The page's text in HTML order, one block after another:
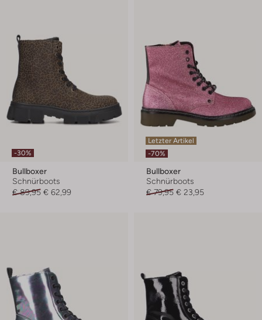
-30%
Bullboxer
Schnürboots
€ 89,95 € 62,99
Letzter Artikel
-70%
Bullboxer
Schnürboots
€ 79,95 € 23,95